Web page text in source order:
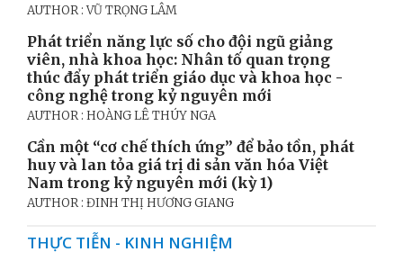
AUTHOR : VŨ TRỌNG LÂM
Phát triển năng lực số cho đội ngũ giảng
viên, nhà khoa học: Nhân tố quan trọng
thúc đẩy phát triển giáo dục và khoa học -
công nghệ trong kỷ nguyên mới
AUTHOR : HOÀNG LÊ THÚY NGA
Cần một “cơ chế thích ứng” để bảo tồn, phát
huy và lan tỏa giá trị di sản văn hóa Việt
Nam trong kỷ nguyên mới (kỳ 1)
AUTHOR : ĐINH THỊ HƯƠNG GIANG
THỰC TIỄN - KINH NGHIỆM